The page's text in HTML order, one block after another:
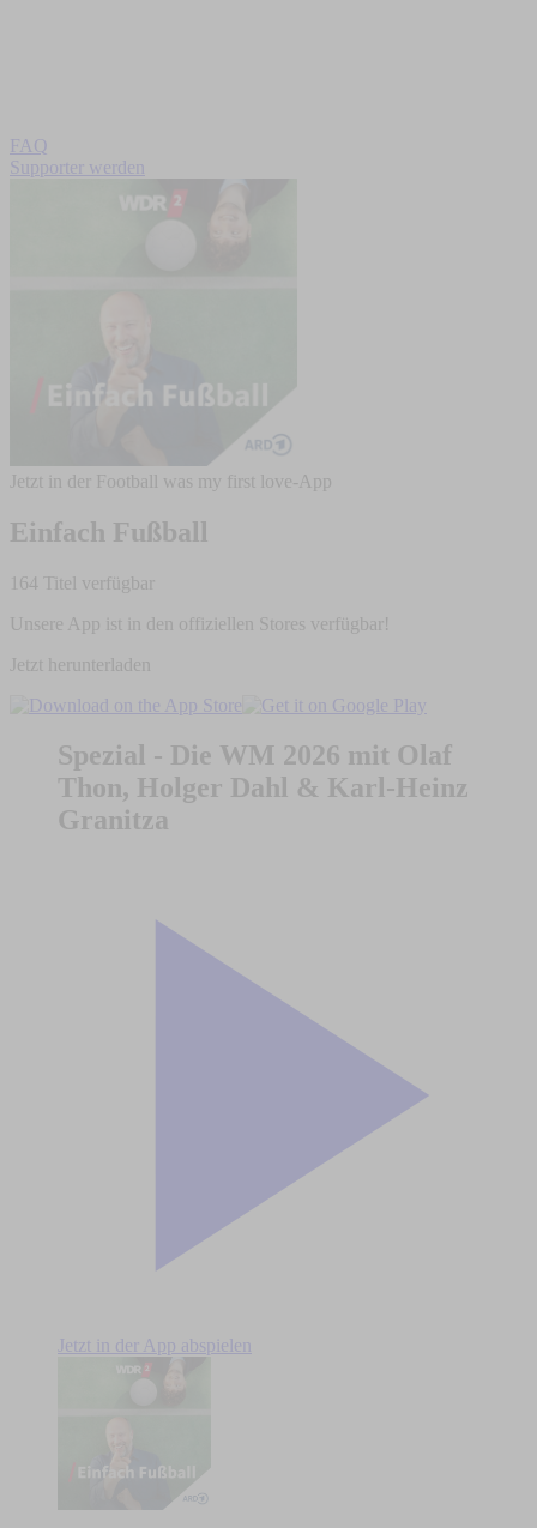
FAQ
Supporter werden
Jetzt in der Football was my first love-App
Einfach Fußball
164 Titel verfügbar
Unsere App ist in den offiziellen Stores verfügbar!
Jetzt herunterladen
Spezial - Die WM 2026 mit Olaf
Thon, Holger Dahl & Karl-Heinz
Granitza
Jetzt in der App abspielen